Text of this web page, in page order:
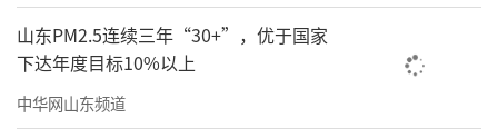
山东PM2.5连续三年“30+”，优于国家
下达年度目标10%以上
中华网山东频道